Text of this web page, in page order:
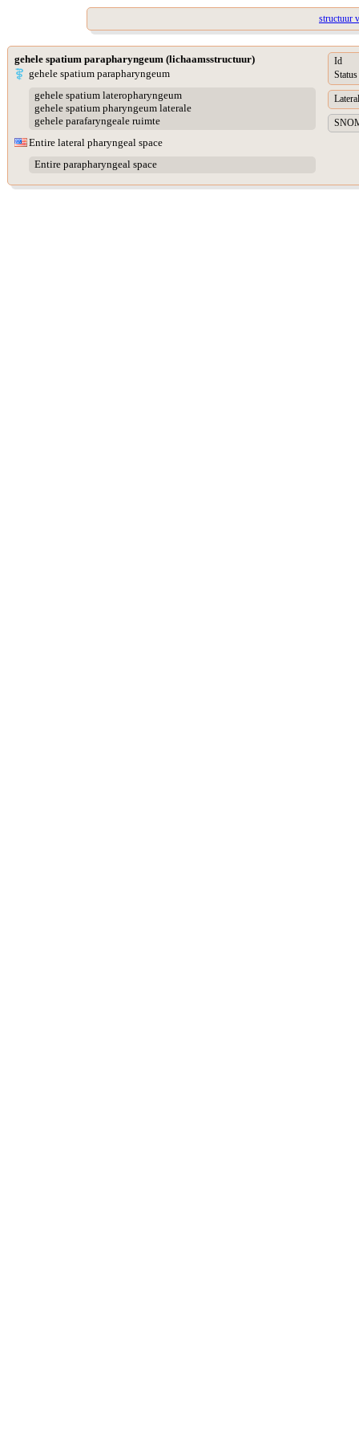
structuur
gehele spatium parapharyngeum (lichaamsstructuur)
gehele spatium parapharyngeum
gehele spatium lateropharyngeum
gehele spatium pharyngeum laterale
gehele parafaryngeale ruimte
Entire lateral pharyngeal space
Entire parapharyngeal space
Id
Status